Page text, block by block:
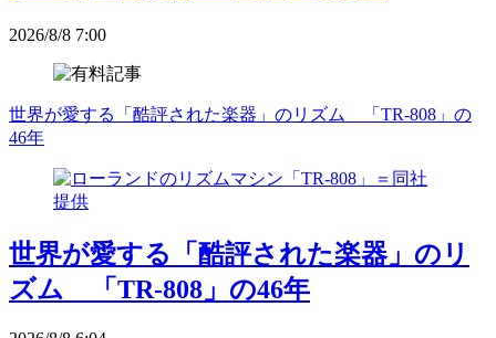
2026/8/8 7:00
世界が愛する「酷評された楽器」のリズム 「TR-808」の
46年
世界が愛する「酷評された楽器」のリ
ズム 「TR-808」の46年